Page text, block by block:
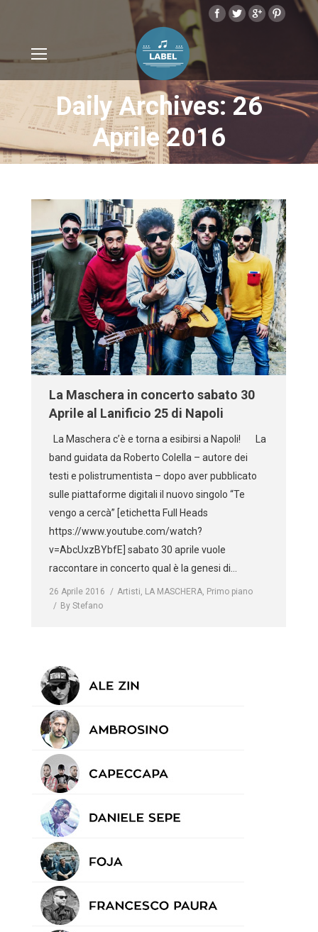
Daily Archives: 26
Aprile 2016
La Maschera in concerto sabato 30
Aprile al Lanificio 25 di Napoli
La Maschera c’è e torna a esibirsi a Napoli! La
band guidata da Roberto Colella – autore dei
testi e polistrumentista – dopo aver pubblicato
sulle piattaforme digitali il nuovo singolo “Te
vengo a cercà” [etichetta Full Heads
https://www.youtube.com/watch?
v=AbcUxzBYbfE] sabato 30 aprile vuole
raccontare in concerto qual è la genesi di…
26 Aprile 2016 Artisti, LA MASCHERA, Primo piano
By Stefano